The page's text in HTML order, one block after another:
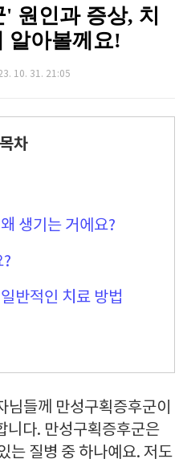
원인과 증상, 치
알아볼께요!
10. 31. 21:05
목차
생기는 거에요?
반적인 치료 방법
들께 만성구획증후군이
니다. 만성구획증후군은
는 질병 중 하나예요. 저도